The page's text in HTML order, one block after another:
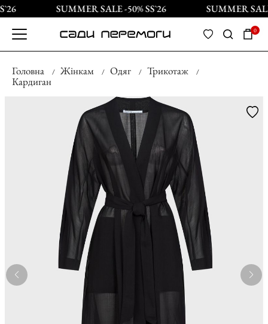
SUMMER SALE -50% SS`26 SUMMER
0
Головна Жінкам Одяг
Трикотаж
Кардиган